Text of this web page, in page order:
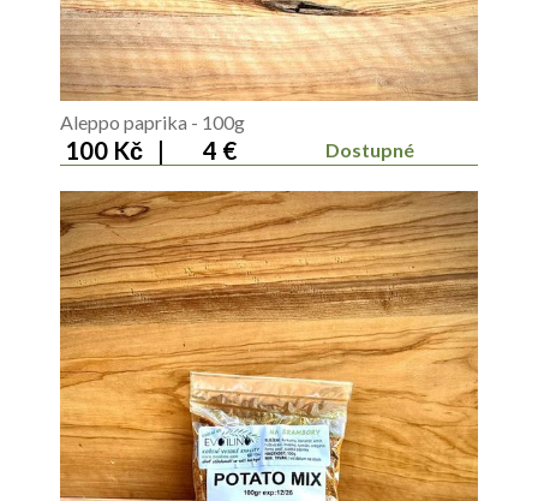
Aleppo paprika - 100g
100 Kč | 4 € Dostupné